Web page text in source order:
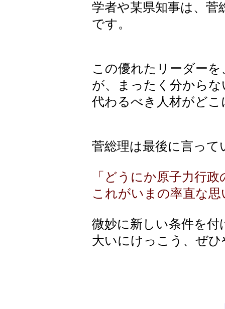
学者や某県知事は、菅
です。
この優れたリーダー
が、まったく分から
代わるべき人材がど
菅総理は最後に言って
「どうにか原子力行
これがいまの率直な
微妙に新しい条件を
大いにけっこう、ぜ